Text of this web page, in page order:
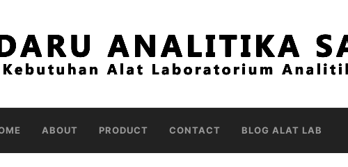
ABOUT PRODUCT CONTACT BLOG ALAT LAB